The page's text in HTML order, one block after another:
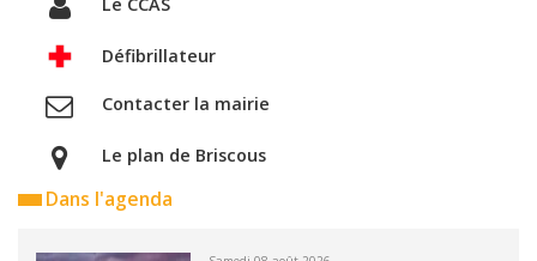
Défibrillateur
Contacter la mairie
Le plan de Briscous
Dans l'agenda